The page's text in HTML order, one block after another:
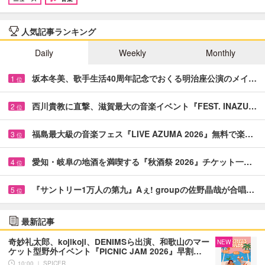
人気記事ランキング
Daily
Weekly Monthly
1 位 坂本冬美、歌手生活40周年記念でおくる明治座公演のメイ…
2 位 西川貴教に直撃、滋賀最大の音楽イベント『FEST. INAZU…
3 位 福島最大級の音楽フェス『LIVE AZUMA 2026』無料で楽…
4 位 愛知・岐阜の地酒を満喫する『秋酒祭 2026』チケット一…
5 位 『サントリー1万人の第九』Aぇ! groupの佐野晶哉が合唱…
最新記事
奇妙礼太郎、kojikoji、DENIMSら出演、和歌山のマー
ケット型野外イベント『PICNIC JAM 2026』早割…
10:00 ｜ SPICER
NEW